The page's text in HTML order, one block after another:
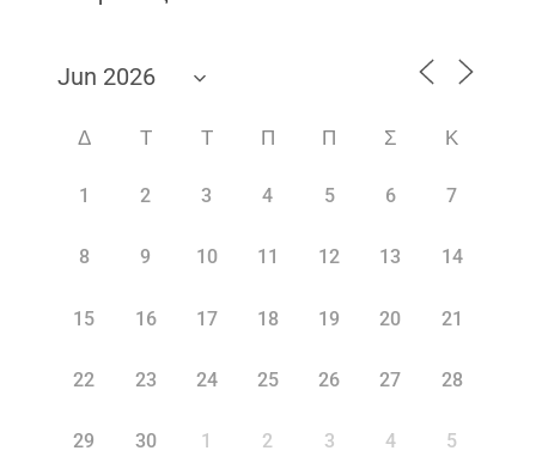
Δ Τ Τ Π Π Σ Κ
1 2 3 4 5 6 7
8 9 10 11 12 13 14
15 16 17 18 19 20 21
22 23 24 25 26 27 28
29 30 1 2 3 4 5